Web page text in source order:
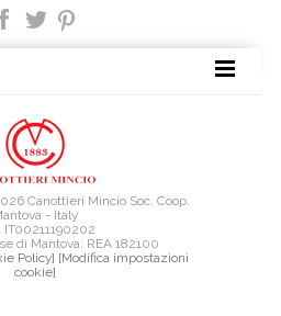
Canottieri Mincio Soc. Coop.
- Italy
IT00211190202
di Mantova: REA 182100
Policy] [Modifica impostazioni
cookie]